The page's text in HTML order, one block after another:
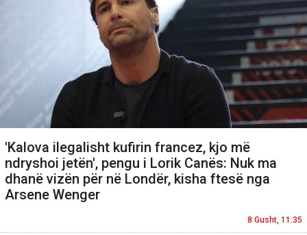
'Kalova ilegalisht kufirin francez, kjo më
ndryshoi jetën', pengu i Lorik Canës: Nuk ma
dhanë vizën për në Londër, kisha ftesë nga
Arsene Wenger
8 Gusht, 11:35